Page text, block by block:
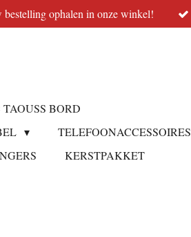
bestelling ophalen in onze winkel!
BORD
TELEFOONACCESSOIRES
KERSTPAKKET